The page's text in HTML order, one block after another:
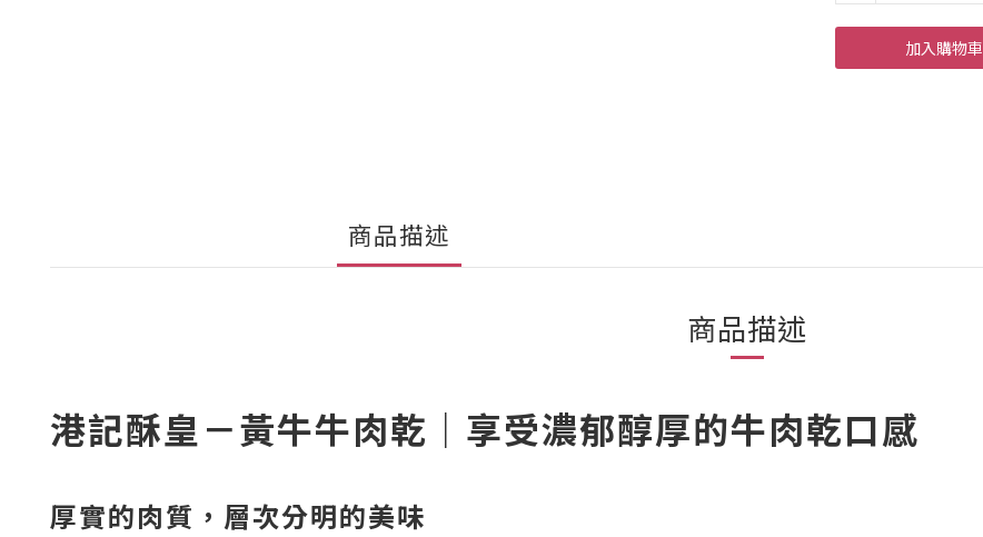
加入購物車
商品描述
商品描述
港記酥皇－黃牛牛肉乾｜享受濃郁醇厚的牛肉乾口感
厚實的肉質，層次分明的美味